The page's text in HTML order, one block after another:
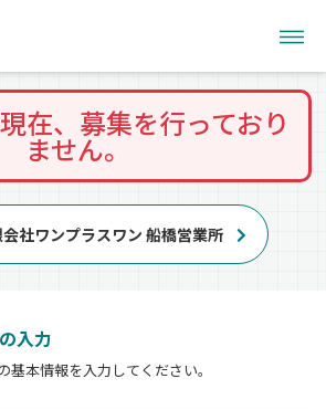
在、募集を行っており
ません。
社ワンプラスワン 船橋営業所
入力
基本情報を入力してください。